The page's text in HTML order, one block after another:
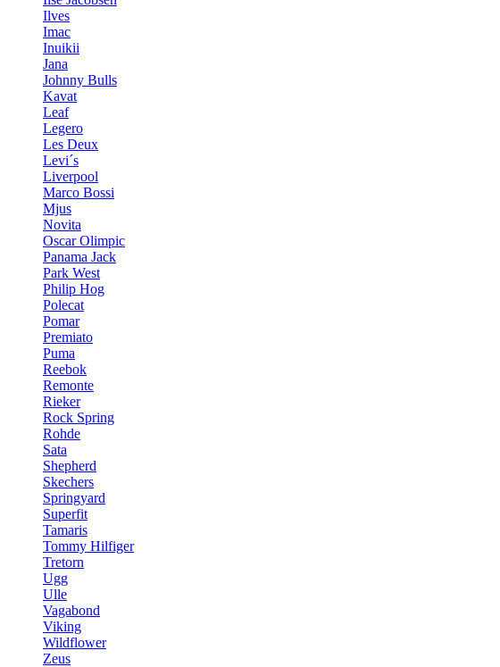
Ilves
Imac
Inuikii
Jana
Johnny Bulls
Kavat
Leaf
Legero
Les Deux
Levi´s
Liverpool
Marco Bossi
Mjus
Novita
Oscar Olimpic
Panama Jack
Park West
Philip Hog
Polecat
Pomar
Premiato
Puma
Reebok
Remonte
Rieker
Rock Spring
Rohde
Sata
Shepherd
Skechers
Springyard
Superfit
Tamaris
Tommy Hilfiger
Tretorn
Ugg
Ulle
Vagabond
Viking
Wildflower
Zeus